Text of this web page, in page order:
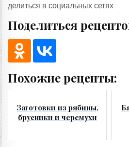
делиться в социальных сетях
Поделиться
Похожие рецепты:
Заготовки из рябины,
брусники и черемухи